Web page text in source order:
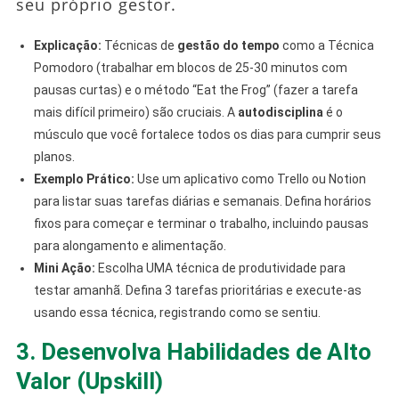
Explicação: Técnicas de gestão do tempo como a Técnica
Pomodoro (trabalhar em blocos de 25-30 minutos com
pausas curtas) e o método “Eat the Frog” (fazer a tarefa
mais difícil primeiro) são cruciais. A autodisciplina é o
músculo que você fortalece todos os dias para cumprir seus
planos.
Exemplo Prático: Use um aplicativo como Trello ou Notion
para listar suas tarefas diárias e semanais. Defina horários
fixos para começar e terminar o trabalho, incluindo pausas
para alongamento e alimentação.
Mini Ação: Escolha UMA técnica de produtividade para
testar amanhã. Defina 3 tarefas prioritárias e execute-as
usando essa técnica, registrando como se sentiu.
3. Desenvolva Habilidades de Alto
Valor (Upskill)